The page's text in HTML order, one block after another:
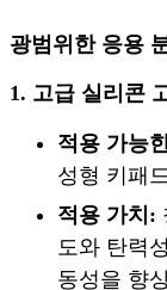
광범위한 응용
1. 고급 실리콘
적용 가능
성형 키패
적용 가치:
도와 탄력
동성을 향